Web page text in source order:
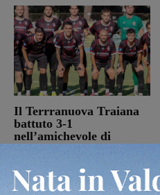
Il Terrranuova Traiana
battuto 3-1
nell’amichevole di
Grosseto
Calcio